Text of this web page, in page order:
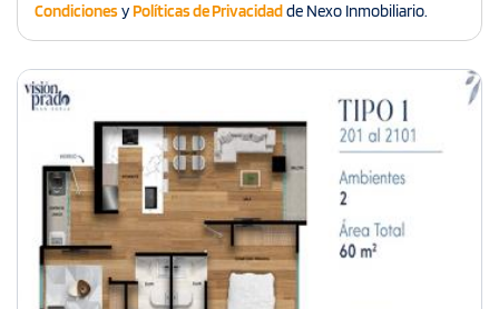
CondicionesyPolíticas de Privacidadde Nexo Inmobiliario.